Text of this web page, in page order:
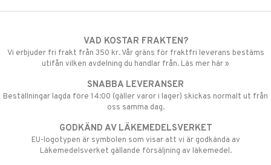
VAD KOSTAR FRAKTEN?
Vi erbjuder fri frakt från 350 kr. Vår gräns för fraktfri leverans bestäms
utifån vilken avdelning du handlar från. Läs mer här »
SNABBA LEVERANSER
Beställningar lagda före 14:00 (gäller varor i lager) skickas normalt ut från
oss samma dag.
GODKÄND AV LÄKEMEDELSVERKET
EU-logotypen är symbolen som visar att vi är godkända av
Läkemedelsverket gällande försäljning av läkemedel.